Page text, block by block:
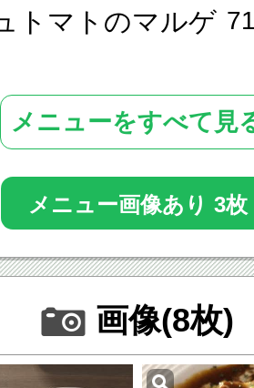
トマトのマルゲ
メニューをすべて見
メニュー画像あり 3枚
画像(8枚)